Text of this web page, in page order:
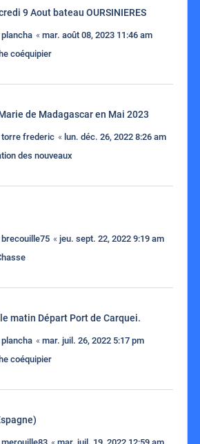
9 Aout bateau OURSINIERES
plancha « mar. août 08, 2023 11:46 am
coéquipier
de Madagascar en Mai 2023
torre frederic « lun. déc. 26, 2022 8:26 am
des nouveaux
brecouille75 « jeu. sept. 22, 2022 9:19 am
matin Départ Port de Carquei.
plancha « mar. juil. 26, 2022 5:17 pm
coéquipier